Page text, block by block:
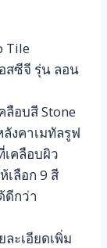
Tile
สซีจี รุ่น ลอน
ลือบสี Stone
งคาเมทัลรูฟ
เคลือบผิว
เลือก 9 สี
ดีกว่า
ะเอียดเพิ่ม